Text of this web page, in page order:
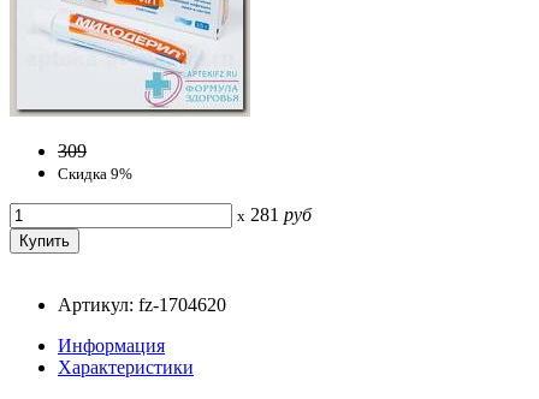
309
Скидка 9%
x 281 руб
Артикул: fz-1704620
Информация
Характеристики